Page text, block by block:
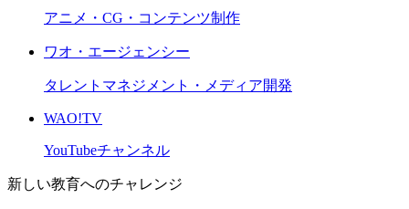
アニメ・CG・コンテンツ制作
ワオ・エージェンシー
タレントマネジメント・メディア開発
WAO!TV
YouTubeチャンネル
新しい教育へのチャレンジ